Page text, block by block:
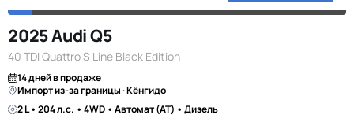
2025 Audi Q5
40 TDI Quattro S Line Black Edition
14 дней в продаже
Импорт из-за границы · Кёнгидо
2 L • 204 л.с. • 4WD • Автомат (AT) • Дизель